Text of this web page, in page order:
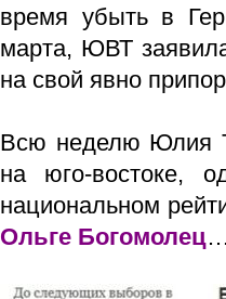
время убыть в
марта, ЮВТ
на свой явно
Всю неделю Юлия
на юго-востоке,
национальном
Ольге Богомолец